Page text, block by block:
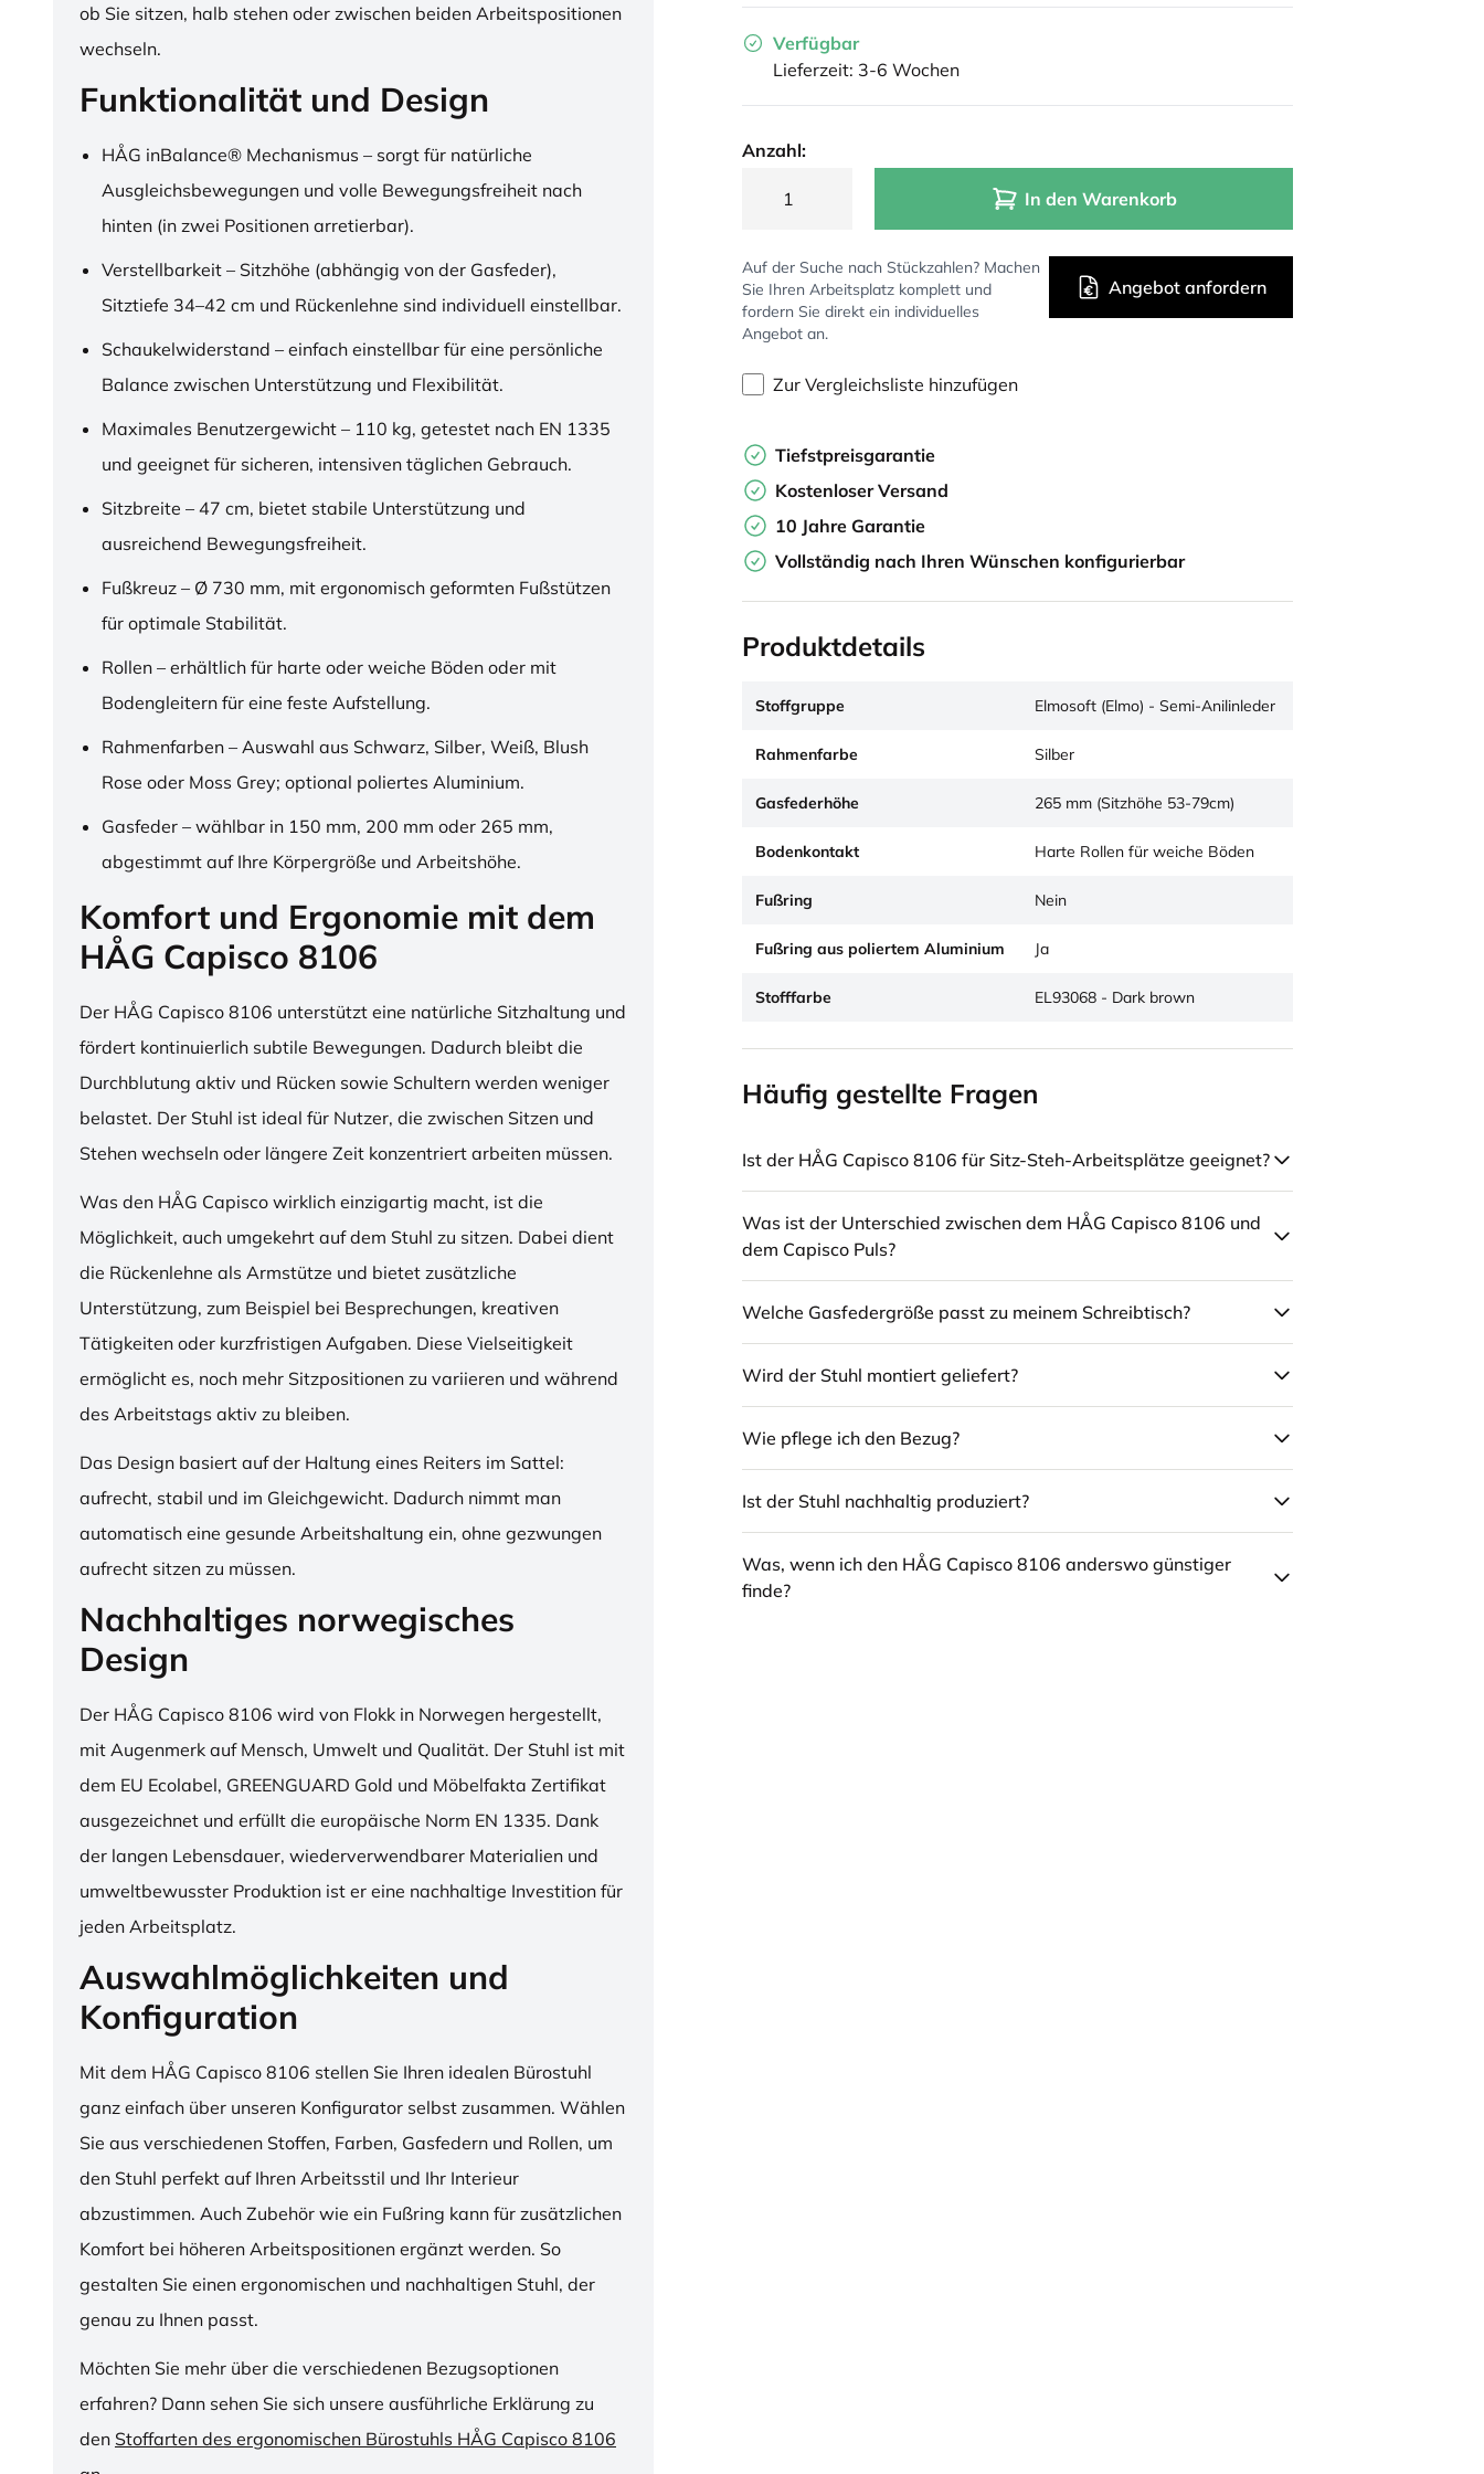
ob Sie sitzen, halb stehen oder zwischen beiden Arbeitspositionen
wechseln.
Funktionalität und Design
HÅG inBalance® Mechanismus – sorgt für natürliche
Ausgleichsbewegungen und volle Bewegungsfreiheit nach
hinten (in zwei Positionen arretierbar).
Verstellbarkeit – Sitzhöhe (abhängig von der Gasfeder),
Sitztiefe 34–42 cm und Rückenlehne sind individuell einstellbar.
Schaukelwiderstand – einfach einstellbar für eine persönliche
Balance zwischen Unterstützung und Flexibilität.
Maximales Benutzergewicht – 110 kg, getestet nach EN 1335
und geeignet für sicheren, intensiven täglichen Gebrauch.
Sitzbreite – 47 cm, bietet stabile Unterstützung und
ausreichend Bewegungsfreiheit.
Fußkreuz – Ø 730 mm, mit ergonomisch geformten Fußstützen
für optimale Stabilität.
Rollen – erhältlich für harte oder weiche Böden oder mit
Bodengleitern für eine feste Aufstellung.
Rahmenfarben – Auswahl aus Schwarz, Silber, Weiß, Blush
Rose oder Moss Grey; optional poliertes Aluminium.
Gasfeder – wählbar in 150 mm, 200 mm oder 265 mm,
abgestimmt auf Ihre Körpergröße und Arbeitshöhe.
Komfort und Ergonomie mit dem
HÅG Capisco 8106
Der HÅG Capisco 8106 unterstützt eine natürliche Sitzhaltung und
fördert kontinuierlich subtile Bewegungen. Dadurch bleibt die
Durchblutung aktiv und Rücken sowie Schultern werden weniger
belastet. Der Stuhl ist ideal für Nutzer, die zwischen Sitzen und
Stehen wechseln oder längere Zeit konzentriert arbeiten müssen.
Was den HÅG Capisco wirklich einzigartig macht, ist die
Möglichkeit, auch umgekehrt auf dem Stuhl zu sitzen. Dabei dient
die Rückenlehne als Armstütze und bietet zusätzliche
Unterstützung, zum Beispiel bei Besprechungen, kreativen
Tätigkeiten oder kurzfristigen Aufgaben. Diese Vielseitigkeit
ermöglicht es, noch mehr Sitzpositionen zu variieren und während
des Arbeitstags aktiv zu bleiben.
Das Design basiert auf der Haltung eines Reiters im Sattel:
aufrecht, stabil und im Gleichgewicht. Dadurch nimmt man
automatisch eine gesunde Arbeitshaltung ein, ohne gezwungen
aufrecht sitzen zu müssen.
Nachhaltiges norwegisches
Design
Der HÅG Capisco 8106 wird von Flokk in Norwegen hergestellt,
mit Augenmerk auf Mensch, Umwelt und Qualität. Der Stuhl ist mit
dem EU Ecolabel, GREENGUARD Gold und Möbelfakta Zertifikat
ausgezeichnet und erfüllt die europäische Norm EN 1335. Dank
der langen Lebensdauer, wiederverwendbarer Materialien und
umweltbewusster Produktion ist er eine nachhaltige Investition für
jeden Arbeitsplatz.
Auswahlmöglichkeiten und
Konfiguration
Mit dem HÅG Capisco 8106 stellen Sie Ihren idealen Bürostuhl
ganz einfach über unseren Konfigurator selbst zusammen. Wählen
Sie aus verschiedenen Stoffen, Farben, Gasfedern und Rollen, um
den Stuhl perfekt auf Ihren Arbeitsstil und Ihr Interieur
abzustimmen. Auch Zubehör wie ein Fußring kann für zusätzlichen
Komfort bei höheren Arbeitspositionen ergänzt werden. So
gestalten Sie einen ergonomischen und nachhaltigen Stuhl, der
genau zu Ihnen passt.
Möchten Sie mehr über die verschiedenen Bezugsoptionen
erfahren? Dann sehen Sie sich unsere ausführliche Erklärung zu
den Stoffarten des ergonomischen Bürostuhls HÅG Capisco 8106
Verfügbar
Lieferzeit: 3-6 Wochen
Anzahl:
In den Warenkorb
Auf der Suche nach Stückzahlen? Machen
Sie Ihren Arbeitsplatz komplett und
fordern Sie direkt ein individuelles
Angebot an.
Angebot anfordern
Zur Vergleichsliste hinzufügen
Tiefstpreisgarantie
Kostenloser Versand
10 Jahre Garantie
Vollständig nach Ihren Wünschen konfigurierbar
Produktdetails
Stoffgruppe Elmosoft (Elmo) - Semi-Anilinleder
Rahmenfarbe Silber
Gasfederhöhe 265 mm (Sitzhöhe 53-79cm)
Bodenkontakt Harte Rollen für weiche Böden
Fußring Nein
Fußring aus poliertem Aluminium Ja
Stofffarbe EL93068 - Dark brown
Häufig gestellte Fragen
Ist der HÅG Capisco 8106 für Sitz-Steh-Arbeitsplätze geeignet?
Was ist der Unterschied zwischen dem HÅG Capisco 8106 und
dem Capisco Puls?
Welche Gasfedergröße passt zu meinem Schreibtisch?
Wird der Stuhl montiert geliefert?
Wie pflege ich den Bezug?
Ist der Stuhl nachhaltig produziert?
Was, wenn ich den HÅG Capisco 8106 anderswo günstiger
finde?